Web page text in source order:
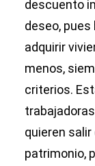
descuento
deseo,
adquirir
menos,
criterios.
quieren
patrimonio,